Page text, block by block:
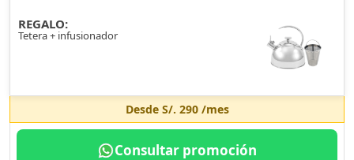
REGALO:
Tetera + infusionador
Desde S/. 290/mes
Consultar promoción